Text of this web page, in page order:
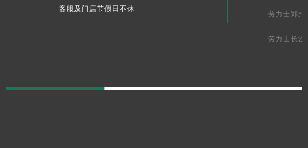
客服及门店节假日不休
劳力士郑州
劳力士长沙